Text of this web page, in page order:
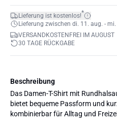
Lieferung ist kostenlos!*
Lieferung zwischen di. 11. aug. -
VERSANDKOSTENFREI IM AUGUST
30 TAGE RÜCKGABE
Beschreibung
Das Damen-T-Shirt mit
bietet bequeme Passform und
kombinierbar für Alltag und